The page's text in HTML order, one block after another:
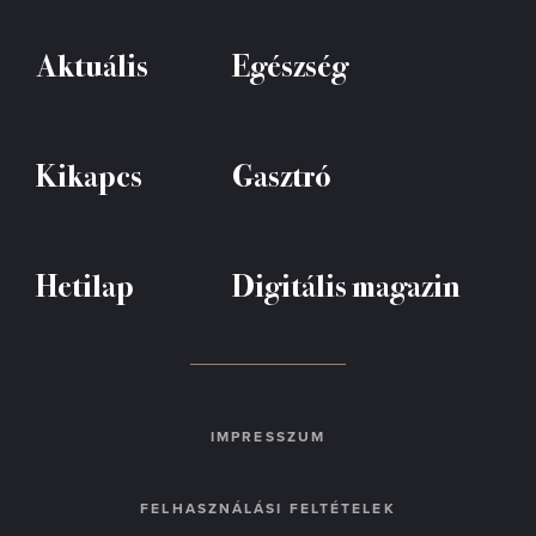
Aktuális Egészség
Kikapcs Gasztró
Hetilap Digitális magazin
IMPRESSZUM
FELHASZNÁLÁSI FELTÉTELEK